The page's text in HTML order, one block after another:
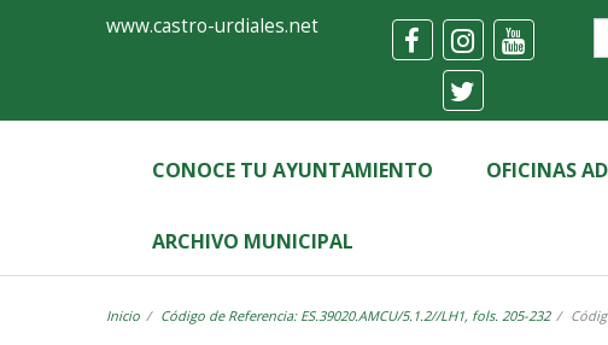
Ayuntamiento
Castro-
Urdiales
www.castro-urdiales.net
CONOCE TU AYUNTAMIENTO OFICINAS
ARCHIVO MUNICIPAL
Inicio Código de Referencia: ES.39020.AMCU/5.1.2//LH1, fols. 205-232